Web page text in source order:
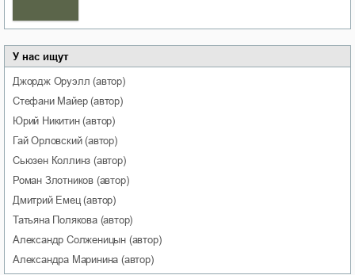
У нас ищут
Джордж Оруэлл (автор)
Стефани Майер(автор)
Юрий Никитин(автор)
Гай Орловский(автор)
Сьюзен Коллинз (автор)
Роман Злотников (автор)
Дмитрий Емец(автор)
Татьяна Полякова(автор)
Александр Солженицын (автор)
Александра Маринина (автор)